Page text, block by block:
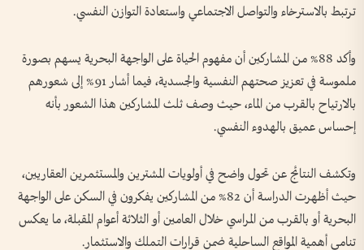
ترتبط بالاسترخاء والتواصل الاجتماعي واستعادة التوازن النفسي.
وأكد 88% من المشاركين أن مفهوم الحياة على الواجهة البحرية يسهم بصورة
ملموسة في تعزيز صحتهم النفسية والجسدية، فيما أشار 91% إلى شعورهم
بالارتياح بالقرب من الماء، حيث وصف ثلث المشاركين هذا الشعور بأنه
إحساس عميق بالهدوء النفسي.
وتكشف النتائج عن تحول واضح في أولويات المشترين والمستثمرين العقاريين،
حيث أظهرت الدراسة أن 82% من المشاركين يفكرون في السكن على الواجهة
البحرية أو بالقرب من المراسي خلال العامين أو الثلاثة أعوام المقبلة، ما يعكس
تنامي أهمية المواقع الساحلية ضمن قرارات التملك والاستثمار.